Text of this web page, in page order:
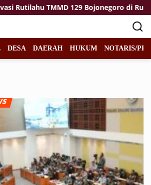
TMMD 129 Bojonegoro di Rumah
DESA DAERAH HUKUM NOTARIS/